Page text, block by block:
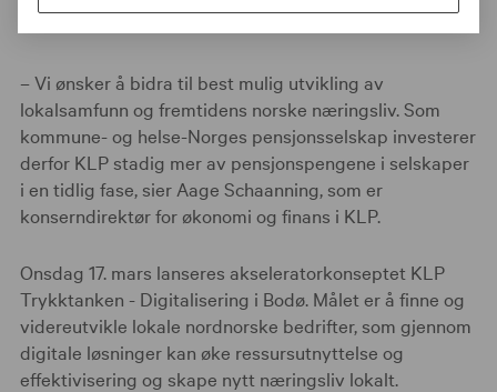
– Vi ønsker å bidra til best mulig utvikling av
lokalsamfunn og fremtidens norske næringsliv. Som
kommune- og helse-Norges pensjonsselskap investerer
derfor KLP stadig mer av pensjonspengene i selskaper
i en tidlig fase, sier Aage Schaanning, som er
konserndirektør for økonomi og finans i KLP.
Onsdag 17. mars lanseres akseleratorkonseptet KLP
Trykktanken - Digitalisering i Bodø. Målet er å finne og
videreutvikle lokale nordnorske bedrifter, som gjennom
digitale løsninger kan øke ressursutnyttelse og
effektivisering og skape nytt næringsliv lokalt.